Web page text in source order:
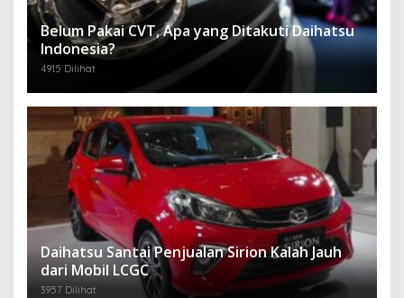
Belum Pakai CVT, Apa yang Ditakuti Daihatsu
Indonesia?
4915 Dilihat
Daihatsu Santai Penjualan Sirion Kalah Jauh
dari Mobil LCGC
3957 Dilihat